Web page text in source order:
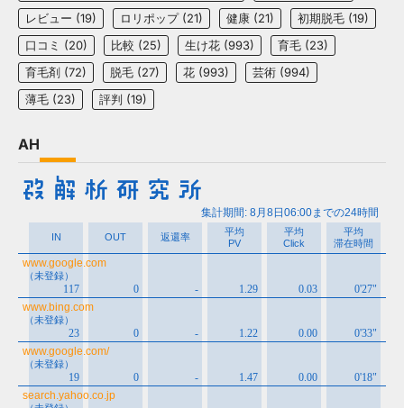
レビュー (19) ロリポップ(21) 健康 (21) 初期脱毛 (19)
口コミ (20) 比較 (25) 生け花 (993) 育毛 (23)
育毛剤 (72) 脱毛 (27) 花 (993) 芸術 (994)
薄毛 (23) 評判 (19)
AH